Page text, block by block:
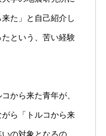
た」と自己紹介し
という、苦い経験
から来た青年が、
ら「トルコから来
の対象となるの